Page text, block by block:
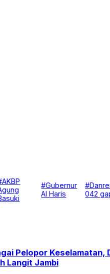
#Gubernur
Al Haris
042
Pelopor Keselamatan,
Langit Jambi